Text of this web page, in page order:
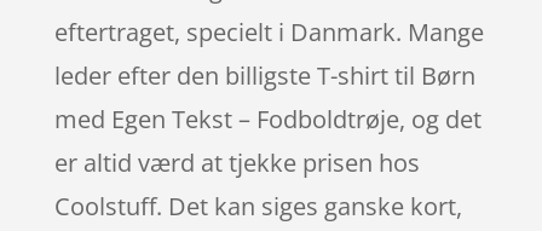
eftertraget, specielt i Danmark. Mange
leder efter den billigste T-shirt til Børn
med Egen Tekst – Fodboldtrøje, og det
er altid værd at tjekke prisen hos
Coolstuff. Det kan siges ganske kort,